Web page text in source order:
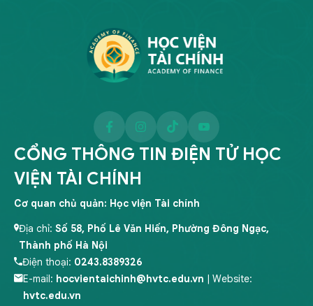
CỔNG THÔNG TIN ĐIỆN TỬ HỌC
VIỆN TÀI CHÍNH
Cơ quan chủ quản: Học viện Tài chính
Địa chỉ: Số 58, Phố Lê Văn Hiến, Phường Đông Ngạc,
Thành phố Hà Nội
Điện thoại: 0243.8389326
E-mail: hocvientaichinh@hvtc.edu.vn | Website:
hvtc.edu.vn